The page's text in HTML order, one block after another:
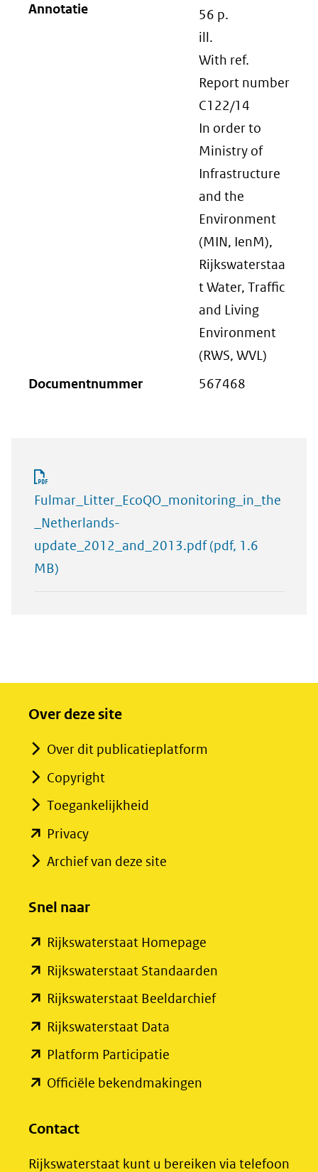
Annotatie
56 p.
ill.
With ref.
Report number
C122/14
In order to
Ministry of
Infrastructure
and the
Environment
(MIN, IenM),
Rijkswaterstaa
t Water, Traffic
and Living
Environment
(RWS, WVL)
Documentnummer
567468
Fulmar_Litter_EcoQO_monitoring_in_the
_Netherlands-
update_2012_and_2013.pdf(pdf, 1.6
MB)
Over deze site
Over dit publicatieplatform
Copyright
Toegankelijkheid
Privacy(opent
in
venster)
naar
een
andere
Archief van deze site
Snel naar
Rijkswaterstaat Homepage
in
Rijkswaterstaat Standaarden
Rijkswaterstaat Beeldarchief(opent
andere
Rijkswaterstaat Data
venster)
een
Platform Participatie
in
naar
Officiële bekendmakingen
Contact
Rijkswaterstaat kunt u bereiken via telefoon